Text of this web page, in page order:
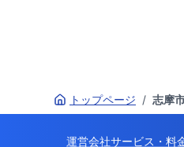
トップページ / 志摩
運営会社サービス・料